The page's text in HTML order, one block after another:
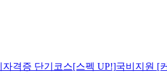
자격증 단기코스[스펙 UP!]국비지원 [